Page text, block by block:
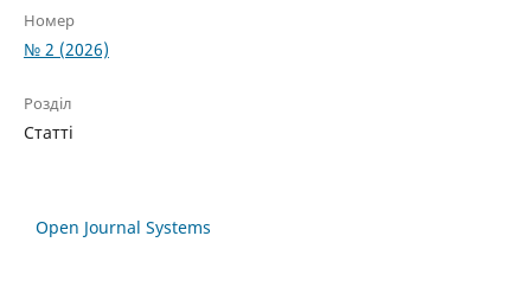
Номер
№ 2 (2026)
Розділ
Статті
Open Journal Systems